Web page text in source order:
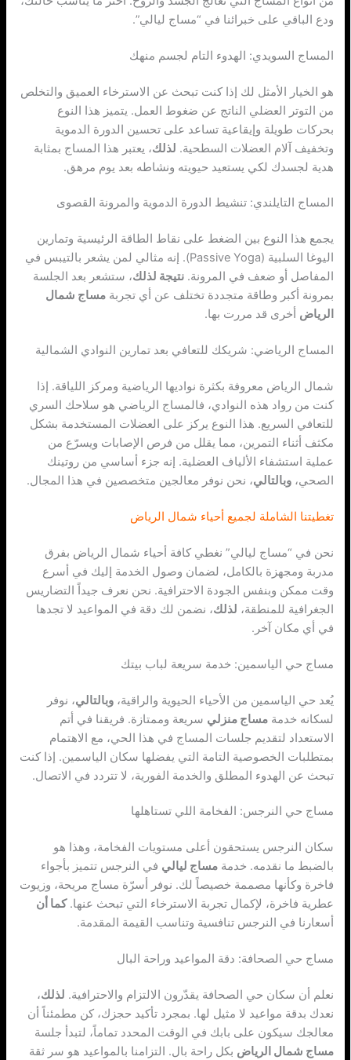
ودع الباقي على خبرائنا في “مساج ليالي”.
المساج السويدي: الهدوء التام لجسم منهك
هو الخيار الأمثل لك إذا كنت تبحث عن الاسترخاء العميق والتخلص
من التوتر العضلي الناتج عن ضغوط العمل. يتميز هذا النوع
بحركات طويلة وإيقاعية تساعد على تحسين الدورة الدموية
وتخفيف آلام العضلات السطحية. لذلك، يعتبر هذا المساج بمثابة
هدية لجسدك لكي يستعيد حيويته ونشاطه بعد يوم مرهق.
المساج التايلندي: تنشيط الدورة الدموية والمرونة القصوى
يجمع هذا النوع بين الضغط على نقاط الطاقة الرئيسية وتمارين
اليوغا السلبية (Passive Yoga). إنه مثالي لمن يشعر بالتيبس في
المفاصل أو ضعف في المرونة.نتيجة لذلك، ستشعر بعد الجلسة
بمرونة أكبر وطاقة متجددة تختلف عن أي تجربةمساج شمال
الرياض أخرى قد مررت بها.
المساج الرياضي: شريكك للتعافي بعد تمارين النوادي الشمالية
شمال الرياض معروفة بكثرة نواديها الرياضية ومركز اللياقة. إذا
كنت من رواد هذه النوادي، فالمساج الرياضي هو سلاحك السري
للتعافي السريع. هذا النوع يركز على العضلات المستخدمة بشكل
مكثف أثناء التمرين، مما يقلل من فرص الإصابات ويسرّع من
عملية استشفاء الألياف العضلية. إنه جزء أساسي من روتينك
الصحي،وبالتالي، نحن نوفر معالجين متخصصين في هذا المجال.
تغطيتنا الشاملة لجميع أحياء شمال الرياض
نحن في “مساج ليالي” نغطي كافة أحياء شمال الرياض بفرق
مدربة ومجهزة بالكامل، لضمان وصول الخدمة إليك في أسرع
وقت ممكن وبنفس الجودة الاحترافية. نحن نعرف جيداً التضاريس
الجغرافية للمنطقة، لذلك، نضمن لك دقة في المواعيد لا تجدها
في أي مكان آخر.
مساج حي الياسمين: خدمة سريعة لباب بيتك
يُعد حي الياسمين من الأحياء الحيوية والراقية،وبالتالي، نوفر
لسكانه خدمةمساج منزلي سريعة وممتازة. فريقنا في أتم
الاستعداد لتقديم جلسات المساج في هذا الحي، مع الاهتمام
بمتطلبات الخصوصية التامة التي يفضلها سكان الياسمين. إذا كنت
تبحث عن الهدوء المطلق والخدمة الفورية، لا تتردد في الاتصال.
مساج حي النرجس: الفخامة اللي تستاهلها
سكان النرجس يستحقون أعلى مستويات الفخامة، وهذا هو
بالضبط ما نقدمه. خدمةمساج ليالي في النرجس تتميز بأجواء
فاخرة وكأنها مصممة خصيصاً لك. نوفر أسرّة مساج مريحة، وزيوت
عطرية فاخرة، لإكمال تجربة الاسترخاء التي تبحث عنها.كما أن
أسعارنا في النرجس تنافسية وتناسب القيمة المقدمة.
مساج حي الصحافة: دقة المواعيد وراحة البال
نعلم أن سكان حي الصحافة يقدّرون الالتزام والاحترافية. لذلك،
نعدك بدقة مواعيد لا مثيل لها. بمجرد تأكيد حجزك، كن مطمئناً أن
معالجك سيكون على بابك في الوقت المحدد تماماً، لتبدأ جلسة
مساج شمال الرياض بكل راحة بال. التزامنا بالمواعيد هو سر ثقة